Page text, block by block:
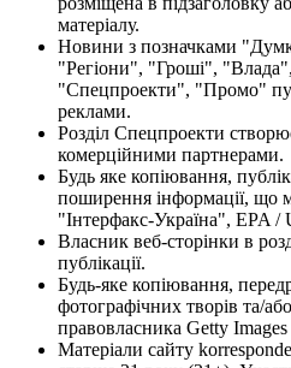
матеріалу.
Новини з позначками
"Регіони", "Гроші",
"Спецпроекти", "Промо"
реклами.
Розділ Спецпроекти
комерційними партнерами.
Будь яке копіювання,
поширення інформації, що
"Інтерфакс-Україна", EPA /
Власник веб-сторінки в
публікації.
Будь-яке копіювання,
фотографічних творів та/
правовласника Getty Images
Матеріали сайту